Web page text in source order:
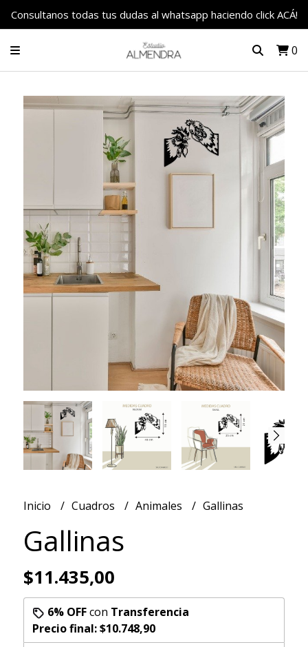
Consultanos todas tus dudas al whatsapp haciendo click ACÁ!
0
Inicio Cuadros Animales Gallinas
Gallinas
$11.435,00
6% OFFcon Transferencia
Precio final:$10.748,90